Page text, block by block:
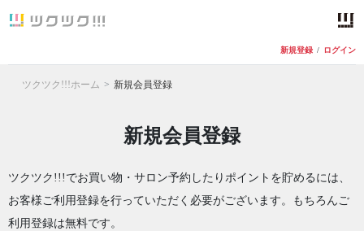
新規登録 / ログイン
ツクツク!!!ホーム 新規会員登録
新規会員登録
ツクツク!!!でお買い物・サロン予約したりポイントを貯めるには、
お客様ご利用登録を行っていただく必要がございます。もちろんご
利用登録は無料です。